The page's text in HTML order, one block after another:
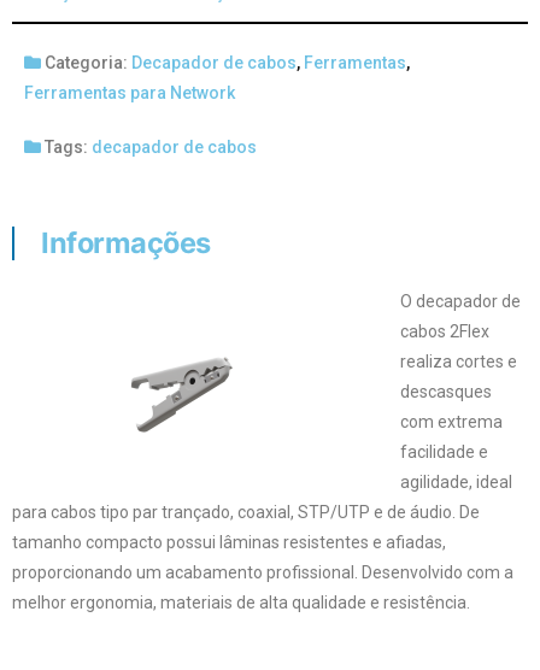
Categoria: Decapador de cabos, Ferramentas,
Ferramentas para Network
Tags: decapador de cabos
Informações
O decapador de
cabos 2Flex
realiza cortes e
descasques
com extrema
facilidade e
agilidade, ideal
para cabos tipo par trançado, coaxial, STP/UTP e de áudio. De
tamanho compacto possui lâminas resistentes e afiadas,
proporcionando um acabamento profissional. Desenvolvido com a
melhor ergonomia, materiais de alta qualidade e resistência.